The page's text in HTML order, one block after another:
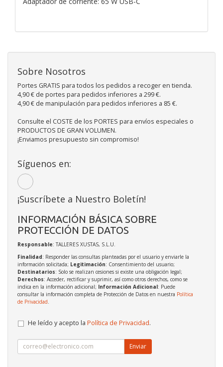
Sobre Nosotros
Portes GRATIS para todos los pedidos a recoger en tienda.
4,90 € de portes para pedidos inferiores a 299 €.
4,90 € de manipulación para pedidos inferiores a 85 €.
Consulte el COSTE de los PORTES para envíos especiales o
PRODUCTOS DE GRAN VOLUMEN.
¡Enviamos presupuesto sin compromiso!
Síguenos en:
¡Suscríbete a Nuestro Boletín!
INFORMACIÓN BÁSICA SOBRE
PROTECCIÓN DE DATOS
Responsable: TALLERES XUSTAS, S.L.U.
Finalidad: Responder las consultas planteadas por el usuario y enviarle la
información solicitada; Legitimación: Consentimiento del usuario;
Destinatarios: Solo se realizan cesiones si existe una obligación legal;
Derechos: Acceder, rectificar y suprimir, así como otros derechos, como se
indica en la información adicional; Información Adicional: Puede
consultar la información completa de Protección de Datos en nuestra Política
de Privacidad
He leído y acepto la Política de Privacidad.
Enviar